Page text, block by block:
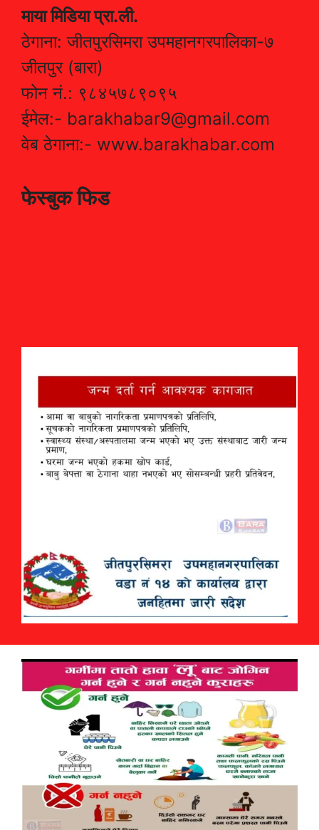
माया मिडिया प्रा.ली.
ठेगाना: जीतपुरसिमरा उपमहानगरपालिका-७
जीतपुर (बारा)
फोन नं.: ९८४५७८९०९५
ईमेल:- barakhabar9@gmail.com
वेब ठेगाना:- www.barakhabar.com
फेस्बुक फिड